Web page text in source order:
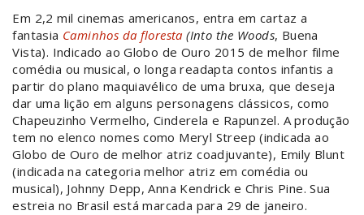
Em 2,2 mil cinemas americanos, entra em cartaz a
fantasia Caminhos da floresta (Into the Woods, Buena
Vista). Indicado ao Globo de Ouro 2015 de melhor filme
comédia ou musical, o longa readapta contos infantis a
partir do plano maquiavélico de uma bruxa, que deseja
dar uma lição em alguns personagens clássicos, como
Chapeuzinho Vermelho, Cinderela e Rapunzel. A produção
tem no elenco nomes como Meryl Streep (indicada ao
Globo de Ouro de melhor atriz coadjuvante), Emily Blunt
(indicada na categoria melhor atriz em comédia ou
musical), Johnny Depp, Anna Kendrick e Chris Pine. Sua
estreia no Brasil está marcada para 29 de janeiro.